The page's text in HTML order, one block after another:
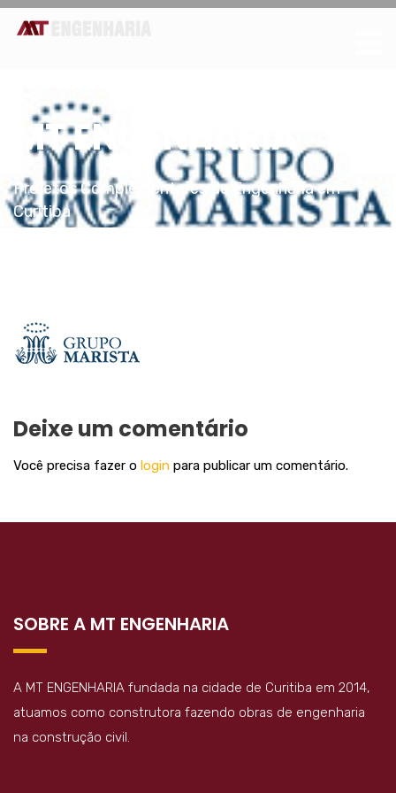
MT ENGENHARIA
Projetos Complementares de Engenharia em
Curitiba
Deixe um comentário
Você precisa fazer o login para publicar um comentário.
SOBRE A MT ENGENHARIA
A MT ENGENHARIA fundada na cidade de Curitiba em 2014,
atuamos como construtora fazendo obras de engenharia
na construção civil.